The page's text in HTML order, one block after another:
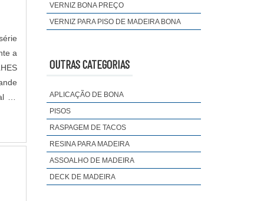
a
de
VERNIZ BONA PREÇO
VERNIZ PARA PISO DE MADEIRA BONA
OUTRAS CATEGORIAS
APLICAÇÃO DE BONA
PISOS
RASPAGEM DE TACOS
RESINA PARA MADEIRA
ASSOALHO DE MADEIRA
DECK DE MADEIRA